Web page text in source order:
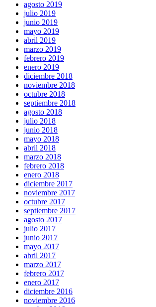
agosto 2019
julio 2019
junio 2019
mayo 2019
abril 2019
marzo 2019
febrero 2019
enero 2019
diciembre 2018
noviembre 2018
octubre 2018
septiembre 2018
agosto 2018
julio 2018
junio 2018
mayo 2018
abril 2018
marzo 2018
febrero 2018
enero 2018
diciembre 2017
noviembre 2017
octubre 2017
septiembre 2017
agosto 2017
julio 2017
junio 2017
mayo 2017
abril 2017
marzo 2017
febrero 2017
enero 2017
diciembre 2016
noviembre 2016